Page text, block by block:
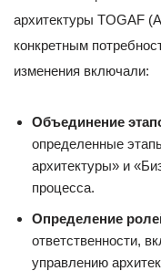
архитектуры TOGAF
конкретным
изменения включали:
Объединение
определенные
архитектуры» и
процесса.
Определение
ответственности,
управлению